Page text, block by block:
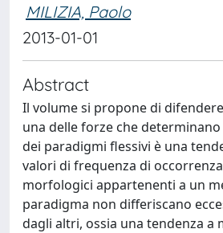
MILIZIA, Paolo
2013-01-01
Abstract
Il volume si propone di
una delle forze che determinano
dei paradigmi flessivi è una
valori di frequenza di
morfologici appartenenti a un
paradigma non differiscano
dagli altri, ossia una tendenza a